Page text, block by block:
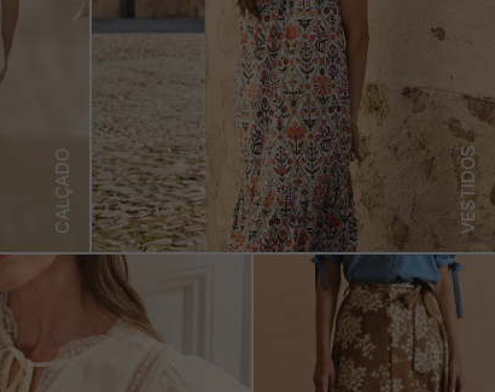
CALÇADO VESTIDOS